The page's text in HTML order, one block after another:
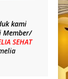
kami
Member/
SEHAT